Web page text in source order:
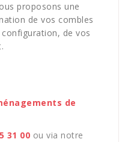
proposons une
de vos combles
de vos
de
31 00 ou via notre